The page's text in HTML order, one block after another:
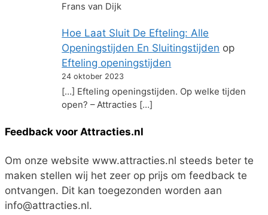
Frans van Dijk
Hoe Laat Sluit De Efteling: Alle
Openingstijden En Sluitingstijden op
Efteling openingstijden
24 oktober 2023
[…] Efteling openingstijden. Op welke tijden
open? – Attracties […]
Feedback voor Attracties.nl
Om onze website www.attracties.nl steeds beter te
maken stellen wij het zeer op prijs om feedback te
ontvangen. Dit kan toegezonden worden aan
info@attracties.nl.